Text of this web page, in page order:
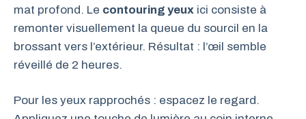
mat profond. Le contouring yeux ici consiste à
remonter visuellement la queue du sourcil en la
brossant vers l’extérieur. Résultat : l’œil semble
réveillé de 2 heures.
Pour les yeux rapprochés : espacez le regard.